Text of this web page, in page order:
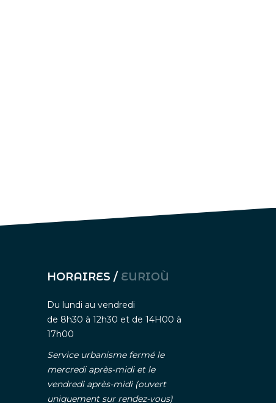
HORAIRES / EURIOÙ
Du lundi au vendredi
de 8h30 à 12h30 et de 14H00 à
17h00
Service urbanisme fermé le
mercredi après-midi et le
vendredi après-midi (ouvert
uniquement sur rendez-vous)